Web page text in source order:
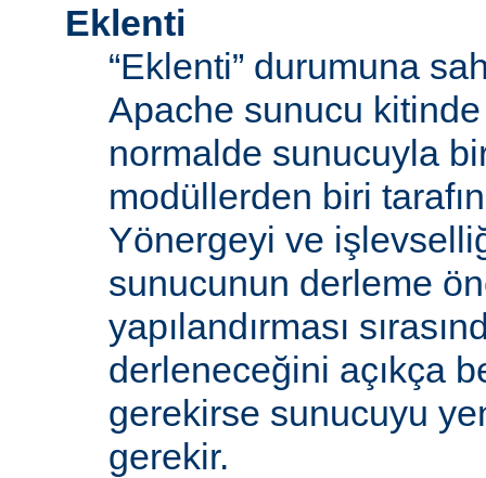
Eklenti
“Eklenti” durumuna
Apache sunucu
normalde sunucuyla
modüllerden biri
Yönergeyi ve
sunucunun derleme
yapılandırması
derleneceğini açıkça
gerekirse sunucuyu
gerekir.